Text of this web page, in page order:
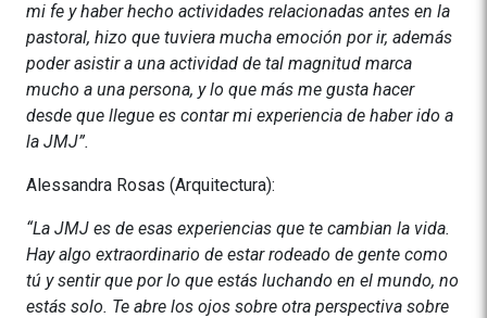
mi fe y haber hecho actividades relacionadas antes en la
pastoral, hizo que tuviera mucha emoción por ir, además
poder asistir a una actividad de tal magnitud marca
mucho a una persona, y lo que más me gusta hacer
desde que llegue es contar mi experiencia de haber ido a
la JMJ”.
Alessandra Rosas (Arquitectura):
“La JMJ es de esas experiencias que te cambian la vida.
Hay algo extraordinario de estar rodeado de gente como
tú y sentir que por lo que estás luchando en el mundo, no
estás solo. Te abre los ojos sobre otra perspectiva sobre